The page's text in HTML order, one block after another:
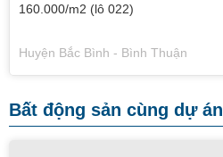
160.000/m2 (lô 022)
Huyện Bắc Bình - Bình Thuận
Bất động sản cùng dự án